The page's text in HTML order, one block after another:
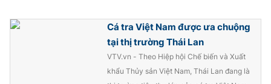
Sản phẩm
Cá tra Việt Nam được ưa chuộng
tại thị trường Thái Lan
VTV.vn - Theo Hiệp hội Chế biến và Xuất
khẩu Thủy sản Việt Nam, Thái Lan đang là